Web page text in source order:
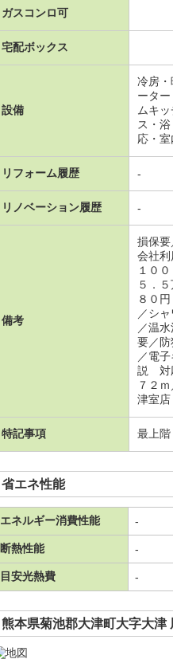
ガスコンロ可
宅配ボックス
設備
冷房
ータ
ムキ
ス・
応・
リフォーム履歴 -
リノベーション履歴 -
備考
損保
会社
１０
５．
８０
／シ
／温
要／
／電
説 対
７２
津室
特記事項 最上
省エネ性能
エネルギー消費性能 -
断熱性能 -
目安光熱費 -
熊本県菊池郡大津町大字大津